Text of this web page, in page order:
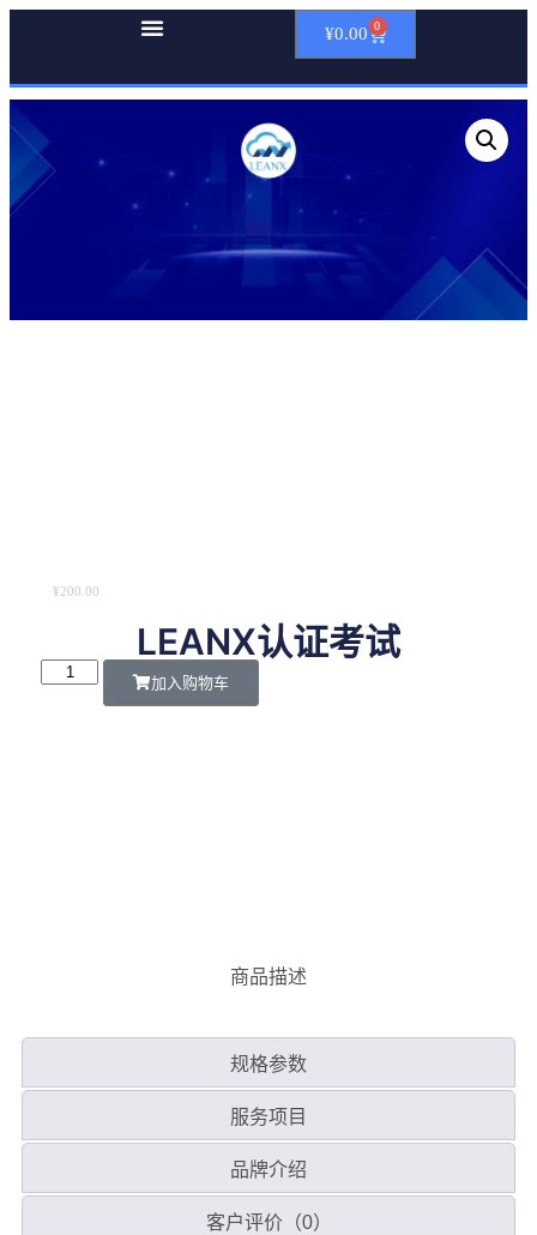
¥0.00 0
¥200.00
LEANX认证考试
加入购物车
商品描述
规格参数
服务项目
品牌介绍
客户评价（0）